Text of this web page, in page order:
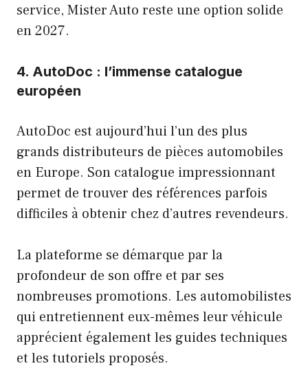
service, Mister Auto reste une option solide
en 2027.
4. AutoDoc : l’immense catalogue
européen
AutoDoc est aujourd’hui l’un des plus
grands distributeurs de pièces automobiles
en Europe. Son catalogue impressionnant
permet de trouver des références parfois
difficiles à obtenir chez d’autres revendeurs.
La plateforme se démarque par la
profondeur de son offre et par ses
nombreuses promotions. Les automobilistes
qui entretiennent eux-mêmes leur véhicule
apprécient également les guides techniques
et les tutoriels proposés.